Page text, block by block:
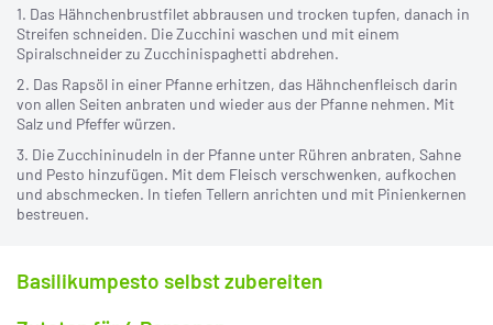
1. Das Hähnchenbrustfilet abbrausen und trocken tupfen, danach in
Streifen schneiden. Die Zucchini waschen und mit einem
Spiralschneider zu Zucchinispaghetti abdrehen.
2. Das Rapsöl in einer Pfanne erhitzen, das Hähnchenfleisch darin
von allen Seiten anbraten und wieder aus der Pfanne nehmen. Mit
Salz und Pfeffer würzen.
3. Die Zucchininudeln in der Pfanne unter Rühren anbraten, Sahne
und Pesto hinzufügen. Mit dem Fleisch verschwenken, aufkochen
und abschmecken. In tiefen Tellern anrichten und mit Pinienkernen
bestreuen.
Basilikumpesto selbst zubereiten